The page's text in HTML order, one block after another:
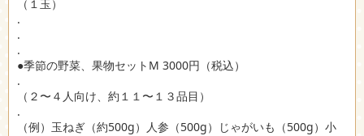
（１玉）
.
.
.
●季節の野菜、果物セットM 3000円（税込）
.
（２〜４人向け、約１１〜１３品目）
.
（例）玉ねぎ（約500g）人参（500g）じゃがいも（500g）小